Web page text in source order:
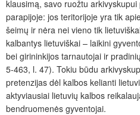
klausimą, savo ruožtu
parapijoje: jos teritorijoje yra tik
šeimų ir nėra nei vieno tik
kalbantys lietuviškai – laikini
bei girininkijos tarnautojai ir
5-463, l. 47). Tokiu būdu
pretenzijas dėl kalbos kelianti
aktyviausiai lietuvių kalbos
bendruomenės gyventojai.